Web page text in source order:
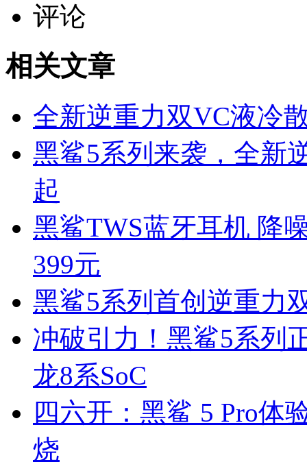
评论
相关文章
全新逆重力双VC液冷
黑鲨5系列来袭，全新
起
黑鲨TWS蓝牙耳机 降
399元
黑鲨5系列首创逆重力
冲破引力！黑鲨5系列
龙8系SoC
四六开：黑鲨 5 Pro体
烧